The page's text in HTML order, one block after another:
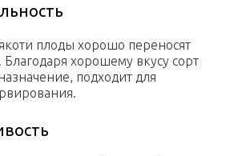
плоды хорошо переносят
хорошему вкусу сорт
подходит для